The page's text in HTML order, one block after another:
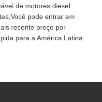
de motores diesel
pode entrar em
recente preço por
para a América Latina.